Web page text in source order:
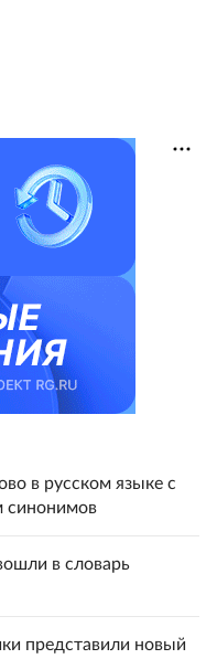
в русском языке с
синонимов
в словарь
представили новый